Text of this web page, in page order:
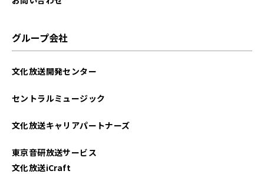
グループ会社
文化放送開発センター
セントラルミュージック
文化放送キャリアパートナーズ
東京音研放送サービス
文化放送iCraft